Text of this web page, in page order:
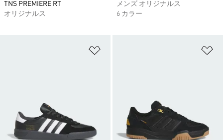
TNS PREMIERE RT
オリジナルス
メンズ オリジナルス
6 カラー